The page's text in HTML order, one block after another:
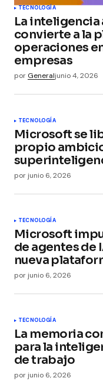
TECNOLOGÍA
La
convierte a la
operaciones
empresas
por Generaljunio 4, 2026
TECNOLOGÍA
Microsoft se
propio
por junio 6, 2026
TECNOLOGÍA
Microsoft
de agentes de
nueva
por junio 6, 2026
TECNOLOGÍA
La memoria
para la
de trabajo
por junio 6, 2026